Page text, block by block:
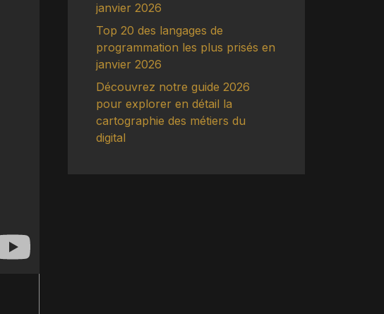
janvier 2026
Top 20 des langages de
programmation les plus prisés en
janvier 2026
Découvrez notre guide 2026
pour explorer en détail la
cartographie des métiers du
digital